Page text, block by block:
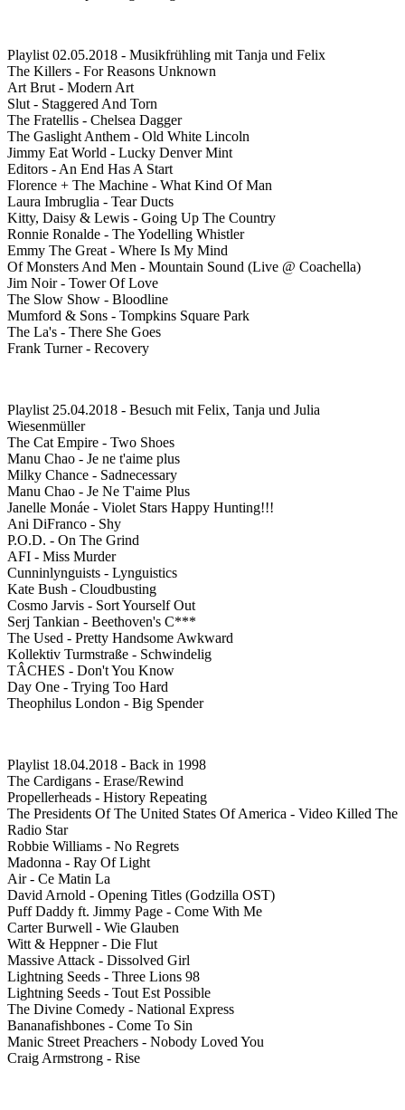
Playlist 02.05.2018 - Musikfrühling mit Tanja und Felix
The Killers - For Reasons Unknown
Art Brut - Modern Art
Slut - Staggered And Torn
The Fratellis - Chelsea Dagger
The Gaslight Anthem - Old White Lincoln
Jimmy Eat World - Lucky Denver Mint
Editors - An End Has A Start
Florence + The Machine - What Kind Of Man
Laura Imbruglia - Tear Ducts
Kitty, Daisy & Lewis - Going Up The Country
Ronnie Ronalde - The Yodelling Whistler
Emmy The Great - Where Is My Mind
Of Monsters And Men - Mountain Sound (Live @ Coachella)
Jim Noir - Tower Of Love
The Slow Show - Bloodline
Mumford & Sons - Tompkins Square Park
The La's - There She Goes
Frank Turner - Recovery
Playlist 25.04.2018 - Besuch mit Felix, Tanja und Julia
Wiesenmüller
The Cat Empire - Two Shoes
Manu Chao - Je ne t'aime plus
Milky Chance - Sadnecessary
Manu Chao - Je Ne T'aime Plus
Janelle Monáe - Violet Stars Happy Hunting!!!
Ani DiFranco - Shy
P.O.D. - On The Grind
AFI - Miss Murder
Cunninlynguists - Lynguistics
Kate Bush - Cloudbusting
Cosmo Jarvis - Sort Yourself Out
Serj Tankian - Beethoven's C***
The Used - Pretty Handsome Awkward
Kollektiv Turmstraße - Schwindelig
TÂCHES - Don't You Know
Day One - Trying Too Hard
Theophilus London - Big Spender
Playlist 18.04.2018 - Back in 1998
The Cardigans - Erase/Rewind
Propellerheads - History Repeating
The Presidents Of The United States Of America - Video Killed The
Radio Star
Robbie Williams - No Regrets
Madonna - Ray Of Light
Air - Ce Matin La
David Arnold - Opening Titles (Godzilla OST)
Puff Daddy ft. Jimmy Page - Come With Me
Carter Burwell - Wie Glauben
Witt & Heppner - Die Flut
Massive Attack - Dissolved Girl
Lightning Seeds - Three Lions 98
Lightning Seeds - Tout Est Possible
The Divine Comedy - National Express
Bananafishbones - Come To Sin
Manic Street Preachers - Nobody Loved You
Craig Armstrong - Rise